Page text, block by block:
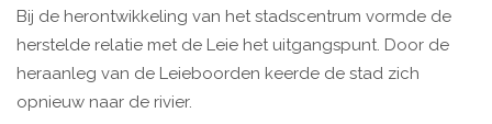
Bij de herontwikkeling van het stadscentrum vormde de
herstelde relatie met de Leie het uitgangspunt. Door de
heraanleg van de Leieboorden keerde de stad zich
opnieuw naar de rivier.